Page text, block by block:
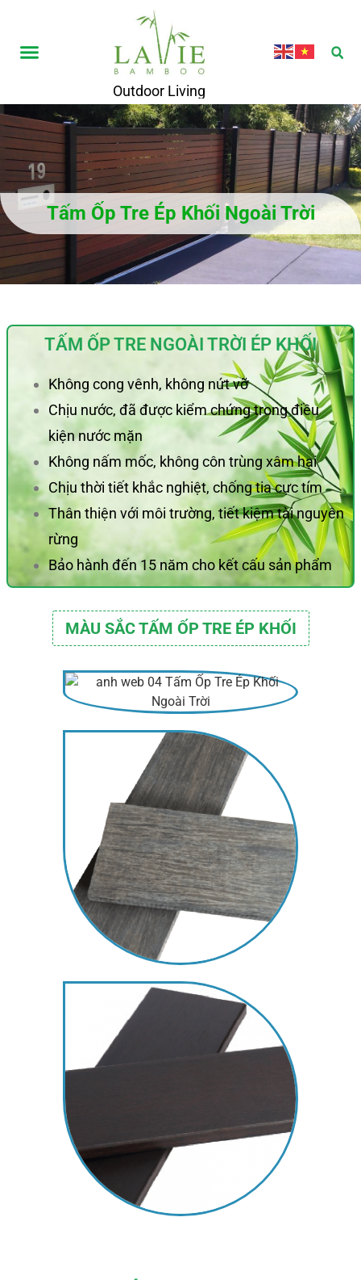
Outdoor Living
Tấm Ốp Tre Ép Khối Ngoài Trời
TẤM ỐP TRE NGOÀI TRỜI ÉP KHỐI
Không cong vênh, không nứt vỡ
Chịu nước, đã được kiểm chứng trong điều
kiện nước mặn
Không nấm mốc, không côn trùng xâm hại
Chịu thời tiết khắc nghiệt, chống tia cực tím
Thân thiện với môi trường, tiết kiệm tài nguyên
rừng
Bảo hành đến 15 năm cho kết cấu sản phẩm
MÀU SẮC TẤM ỐP TRE ÉP KHỐI